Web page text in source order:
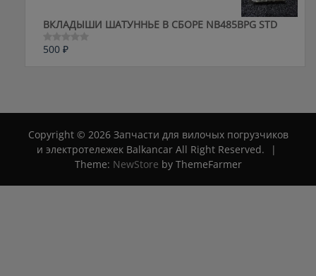
ВКЛАДЫШИ ШАТУННЬЕ В СБОРЕ NB485BPG STD
Оценка
500 ₽
Copyright © 2026 Запчасти для вилочых погрузчиков
и электротележек Balkancar All Right Reserved.
|
Theme: NewStore by ThemeFarmer